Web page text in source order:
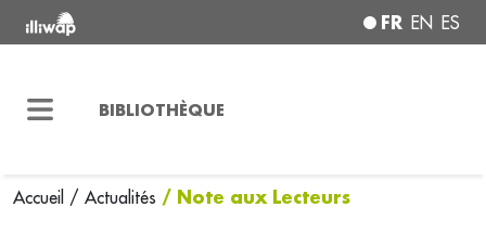
FR EN ES
BIBLIOTHÈQUE
Accueil / Actualités / Note aux Lecteurs